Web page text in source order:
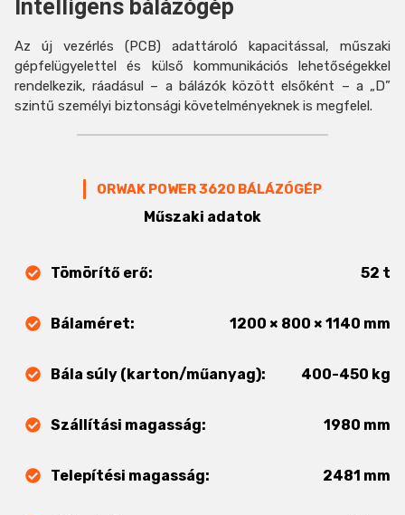
Intelligens bálázógép
Az új vezérlés (PCB) adattároló kapacitással, műszaki
gépfelügyelettel és külső kommunikációs lehetőségekkel
rendelkezik, ráadásul – a bálázók között elsőként – a „D”
szintű személyi biztonsági követelményeknek is megfelel.
ORWAK POWER 3620 BÁLÁZÓGÉP
Műszaki adatok
Tömörítő erő: 52 t
Bálaméret: 1200 × 800 × 1140 mm
Bála súly (karton/műanyag): 400-450 kg
Szállítási magasság: 1980 mm
Telepítési magasság: 2481 mm